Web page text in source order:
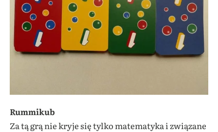
Rummikub
Za tą grą nie kryje się tylko matematyka i związane